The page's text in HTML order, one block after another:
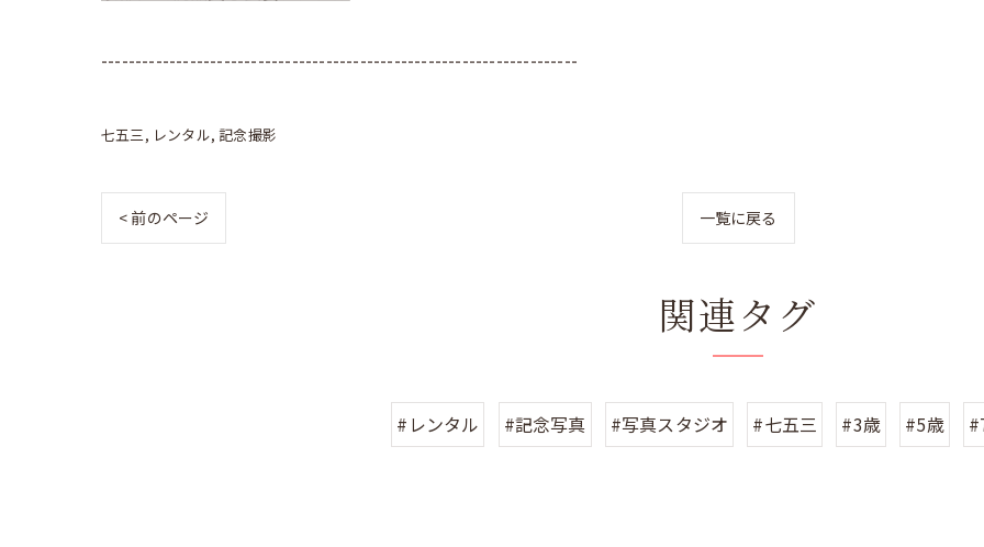
----------------------------------------------------------------------
七五三 レンタル 記念撮影
< 前のページ 一覧に戻る
関連タグ
#レンタル #記念写真 #写真スタジオ #七五三 #3歳 #5歳